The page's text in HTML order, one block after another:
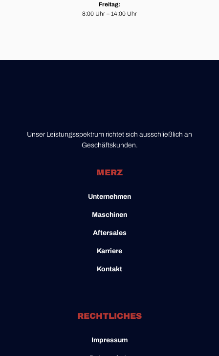
Freitag:
8:00 Uhr – 14:00 Uhr
Unser Leistungsspektrum richtet sich ausschließlich an
Geschäftskunden.
MERZ
Unternehmen
Maschinen
Aftersales
Karriere
Kontakt
RECHTLICHES
Impressum